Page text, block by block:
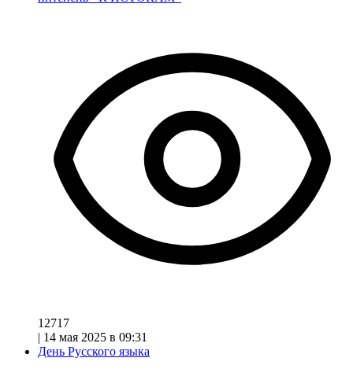
12717
| 14 мая 2025 в 09:31
День Русского языка